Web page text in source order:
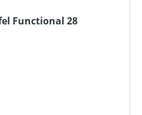
Functional 28